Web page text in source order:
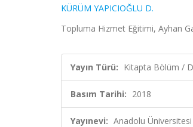
KÜRÜM YAPICIOĞLU D.
Topluma Hizmet Eğitimi, Ayhan
Yayın Türü: Kitapta Bölüm /
Basım Tarihi: 2018
Yayınevi: Anadolu Üniversitesi